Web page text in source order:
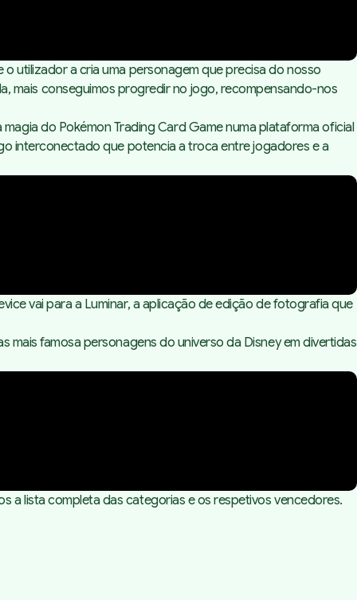
utilizador a cria uma personagem que precisa do nosso
mais conseguimos progredir no jogo, recompensando-nos
do Pokémon Trading Card Game numa plataforma oficial
interconectado que potencia a troca entre jogadores e a
vai para a Luminar, a aplicação de edição de fotografia que
famosa personagens do universo da Disney em divertidas
a lista completa das categorias e os respetivos vencedores.